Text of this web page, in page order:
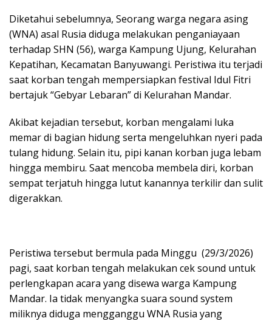
Diketahui sebelumnya, Seorang warga negara asing
(WNA) asal Rusia diduga melakukan penganiayaan
terhadap SHN (56), warga Kampung Ujung, Kelurahan
Kepatihan, Kecamatan Banyuwangi. Peristiwa itu terjadi
saat korban tengah mempersiapkan festival Idul Fitri
bertajuk “Gebyar Lebaran” di Kelurahan Mandar.
Akibat kejadian tersebut, korban mengalami luka
memar di bagian hidung serta mengeluhkan nyeri pada
tulang hidung. Selain itu, pipi kanan korban juga lebam
hingga membiru. Saat mencoba membela diri, korban
sempat terjatuh hingga lutut kanannya terkilir dan sulit
digerakkan.
Peristiwa tersebut bermula pada Minggu (29/3/2026)
pagi, saat korban tengah melakukan cek sound untuk
perlengkapan acara yang disewa warga Kampung
Mandar. Ia tidak menyangka suara sound system
miliknya diduga mengganggu WNA Rusia yang